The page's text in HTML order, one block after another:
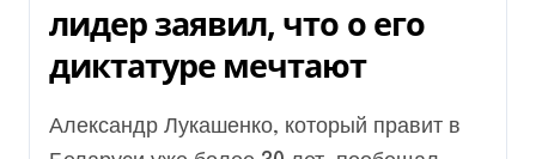
лидер заявил, что о его
диктатуре мечтают
Александр Лукашенко, который правит в